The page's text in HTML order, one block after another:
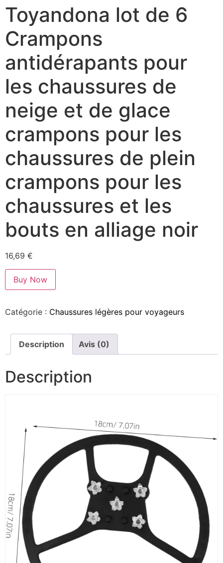
Toyandona lot de 6
Crampons
antidérapants pour
les chaussures de
neige et de glace
crampons pour les
chaussures de plein
crampons pour les
chaussures et les
bouts en alliage noir
16,69 €
Buy Now
Catégorie : Chaussures légères pour voyageurs
Description Avis (0)
Description